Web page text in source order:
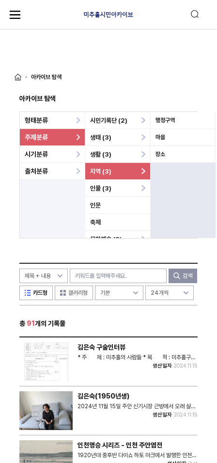
아카이브 탐색
아카이브 탐색
형태분류
주제분류
시민기록단 (2)
생태 (3)
생활 (3)
지역 (3)
행정구역
마을
장소
인물 (3)
인문
축제
문화예술 (8)
미분류
시기분류
출처분류
검색
카드형 갤러리형
총 91 개의 기록물
김은숙 구술인터뷰
* 주 제 : 미추홀의 사람들 * 목 적 : 미추홀구의
지역사와 구술자의 생애사 * 구 술 자 : 김은숙 * 면
은숙님 자택 * 구술내용요약 : 김은숙님의 어린 시절, 신
기촌의 옛 모습, 김은숙님의 일(진흥요업, 광덕목재, 요
양보호사), 종교와 앞으로의 삶을 기록 * 관리파일(비공
개) 1. 질문지 2. 구술활용동의서 3. 개인정보동의서 4.
생산일자 2024.11.15
김은숙(1950년생)
2024년 11월 15일 주안 신기시장 근방에서 오래 살아
오신 구술자 김은숙님의 생애사와 신기시장 일대의 변천
생산일자 2024.11.15
인천명승 시리즈 - 인천 주안염전
1920년대 중후반 다이쇼 하토 마크에서 발행한 인천명